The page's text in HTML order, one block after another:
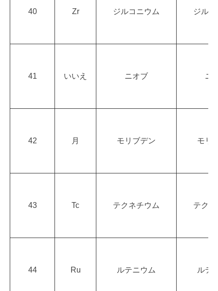
40 Zr ジルコニウム ジル
41 いいえ ニオブ ニ
42 月 モリブデン モリ
43 Tc テクネチウム テク
44 Ru ルテニウム ルテ